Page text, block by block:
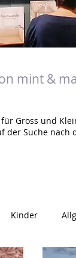
mint &
Gross und
der Suche nach
Kinder